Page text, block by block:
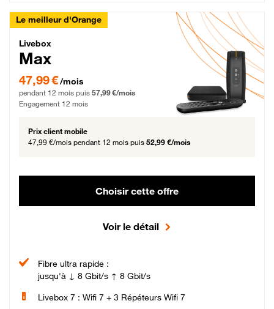
Le meilleur d'Orange
Livebox Max Fibre
Livebox
Max
47,99 € par mois pendant 12 mois puis 57,99 € par mois, Engagement 12 mois
47,99 €/mois
pendant 12 mois puis 57,99 €/mois
Engagement 12 mois
Prix client mobile
47,99 €/mois pendant 12 mois puis 52,99 €/mois
Choisir cette offre
Voir le détail
Fibre ultra rapide :
jusqu'à ↓ 8 Gbit/s ↑ 8 Gbit/s
Livebox 7 : Wifi 7 + 3 Répéteurs Wifi 7